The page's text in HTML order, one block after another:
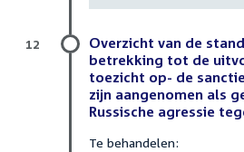
Overzicht van de
betrekking tot de
toezicht op- de
zijn aangenomen als
Russische agressie
Te behandelen:
12